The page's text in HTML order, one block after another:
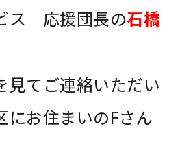
ス 応援団長の石橋
見てご連絡いただい
にお住まいのFさん